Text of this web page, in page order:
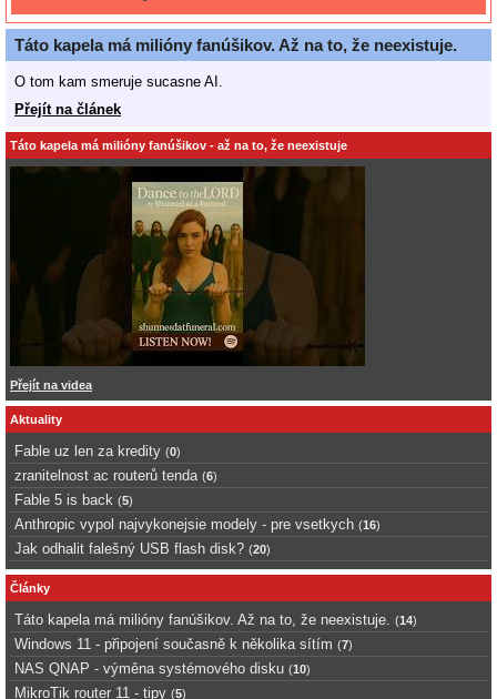
Táto kapela má milióny fanúšikov. Až na to, že neexistuje.
O tom kam smeruje sucasne AI.
Přejít na článek
Táto kapela má milióny fanúšikov - až na to, že neexistuje
Přejít na videa
Aktuality
Fable uz len za kredity (0)
zranitelnost ac routerů tenda (6)
Fable 5 is back (5)
Anthropic vypol najvykonejsie modely - pre vsetkych (16)
Jak odhalit falešný USB flash disk? (20)
Články
Táto kapela má milióny fanúšikov. Až na to, že neexistuje. (14)
Windows 11 - připojení současně k několika sítím (7)
NAS QNAP - výměna systémového disku (10)
MikroTik router 11 - tipy (5)